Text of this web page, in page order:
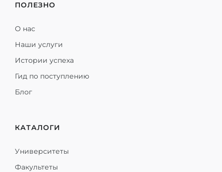
ПОЛЕЗНО
О нас
Наши услуги
Истории успеха
Гид по поступлению
Блог
КАТАЛОГИ
Университеты
Факультеты